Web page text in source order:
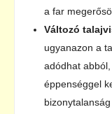
a far
Változó
ugyanazon a
adódhat
éppenséggel